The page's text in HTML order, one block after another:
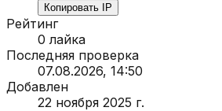
Копировать IP
Рейтинг
0 лайка
Последняя проверка
07.08.2026, 14:50
Добавлен
22 ноября 2025 г.